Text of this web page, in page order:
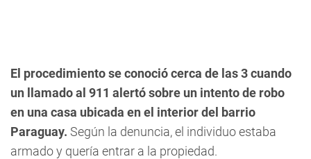
El procedimiento se conoció cerca de las 3 cuando
un llamado al 911 alertó sobre un intento de robo
en una casa ubicada en el interior del barrio
Paraguay. Según la denuncia, el individuo estaba
armado y quería entrar a la propiedad.